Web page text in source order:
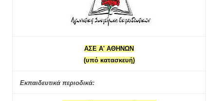
ΑΣΕ Α' ΑΘΗΝΩΝ
(υπό κατασκευή)
Εκπαιδευτικά περιοδικά: